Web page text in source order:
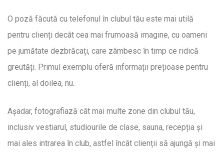
O poză făcută cu telefonul în clubul tău este mai utilă
pentru clienți decât cea mai frumoasă imagine, cu oameni
pe jumătate dezbrăcați, care zâmbesc în timp ce ridică
greutăți. Primul exemplu oferă informații prețioase pentru
clienți, al doilea, nu.
Așadar, fotografiază cât mai multe zone din clubul tău,
inclusiv vestiarul, studiourile de clase, sauna, recepția și
mai ales intrarea în club, astfel încât clienții să ajungă și mai